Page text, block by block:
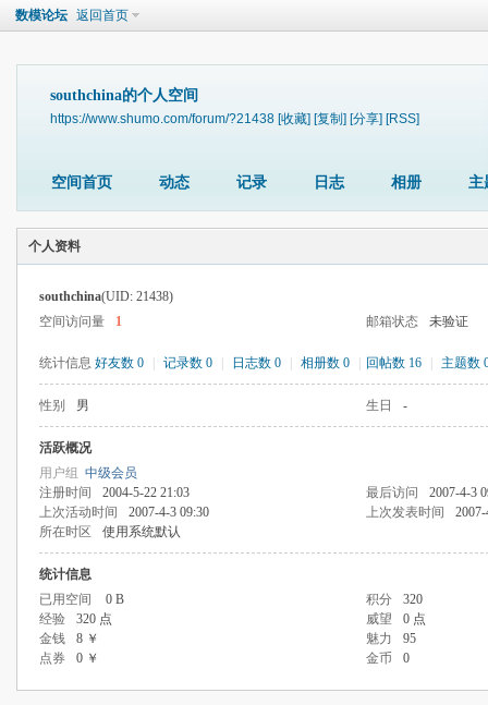
数模论坛 返回首页
southchina的个人空间
https://www.shumo.com/forum/?21438 [收藏] [复制] [分享] [RSS]
空间首页 动态 记录 日志 相册 主
个人资料
southchina(UID: 21438)
空间访问量
1 邮箱状态 未验证
统计信息 好友数 0 记录数 0 日志数 0 相册数 0 回帖数 16 主题数
性别 男 生日 -
活跃概况
用户组 中级会员
注册时间
2004-5-22 21:03 最后访问
2007-4-3
上次活动时间
2007-4-3 09:30 上次发表时间
所在时区
使用系统默认
统计信息
已用空间
0 B 积分
320
经验
320 点 威望
0 点
金钱
8 ￥ 魅力
95
点券
0 ￥ 金币 0